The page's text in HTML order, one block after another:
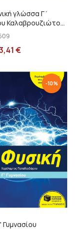
γλώσσα Γ΄
Καλαβρουζιώτου
€
-10%
Γυμνασίου